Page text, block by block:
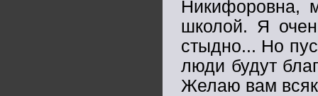
Никифоровна,
школой. Я
стыдно... Но
люди будут
Желаю вам